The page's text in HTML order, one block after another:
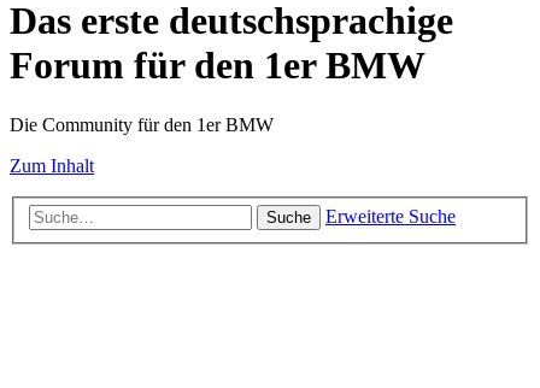
Das erste deutschsprachige
Forum für den 1er BMW
Die Community für den 1er BMW
Zum Inhalt
Suche Erweiterte Suche